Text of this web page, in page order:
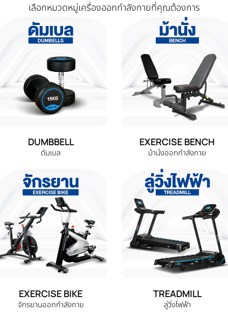
เลือกหมวดหมู่เครื่องออกกำลังกายที่คุณต้องการ
DUMBBELL
ดัมเบล
EXERCISE BENCH
ม้านั่งออกกำลังกาย
EXERCISE BIKE
จักรยานออกกำลังกาย
TREADMILL
ลู่วิ่งไฟฟ้า